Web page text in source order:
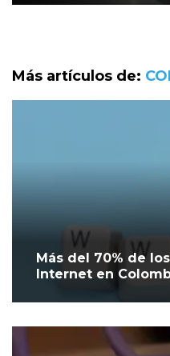
Más artículos de:
Más del 70% de
Internet en